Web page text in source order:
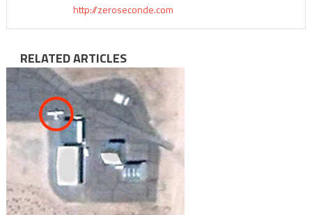
http://zeroseconde.com
RELATED ARTICLES